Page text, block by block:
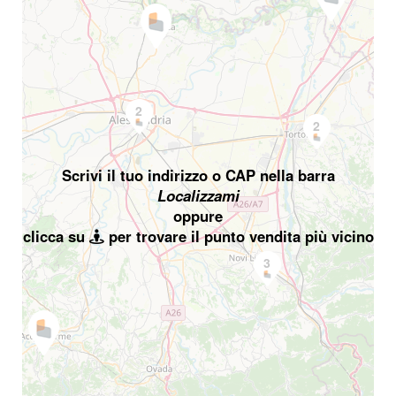
Scrivi il tuo indirizzo o CAP nella barra
Localizzami
oppure
clicca su
per trovare il punto vendita più vicino
3
2
2